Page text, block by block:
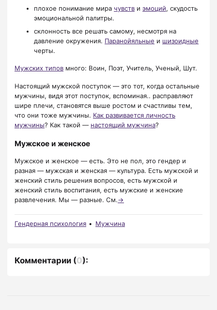
плохое понимание мира чувств и эмоций, скудость
эмоциональной палитры.
склонность все решать самому, несмотря на
давление окружения. Паранойяльные и шизоидные
черты.
Мужских типов много: Воин, Поэт, Учитель, Ученый, Шут.
Настоящий мужской поступок — это тот, когда остальные
мужчины, видя этот поступок, вспоминая.. расправляют
шире плечи, становятся выше ростом и счастливы тем,
что они тоже мужчины. Как развивается личность
мужчины? Как такой — настоящий мужчина?
Мужское и женское
Мужское и женское — есть. Это не пол, это гендер и
разная — мужская и женская — культура. Есть мужской и
женский стиль решения вопросов, есть мужской и
женский стиль воспитания, есть мужские и женские
развлечения. Мы — разные. См.→
Гендерная психология Мужчина
Комментарии (0):